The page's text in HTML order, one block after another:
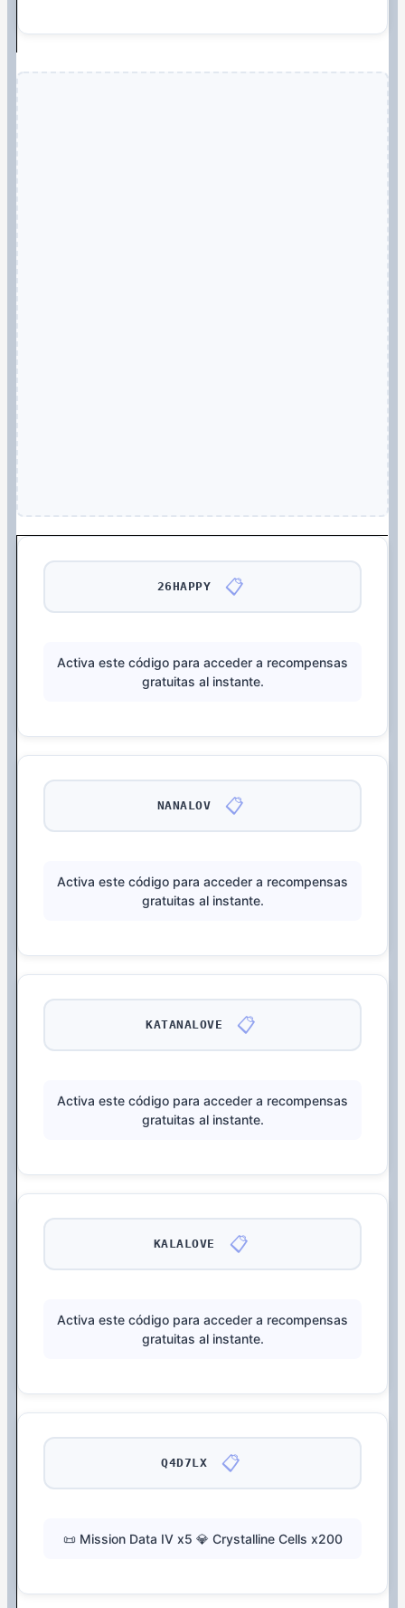
26HAPPY 📋
Activa este código para acceder a recompensas
gratuitas al instante.
NANALOV 📋
Activa este código para acceder a recompensas
gratuitas al instante.
KATANALOVE 📋
Activa este código para acceder a recompensas
gratuitas al instante.
KALALOVE 📋
Activa este código para acceder a recompensas
gratuitas al instante.
Q4D7LX 📋
📜 Mission Data IV x5 💎 Crystalline Cells x200